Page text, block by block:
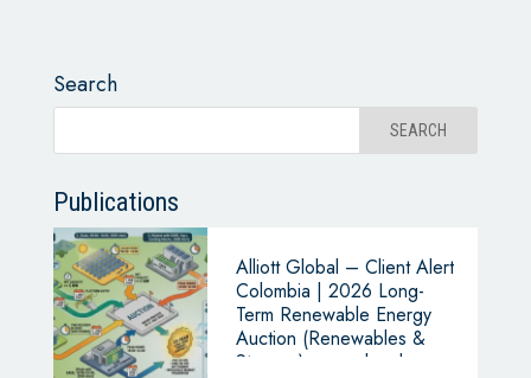
Search
Publications
Alliott Global – Client Alert
Colombia | 2026 Long-
Term Renewable Energy
Auction (Renewables &
Storage): cross-border